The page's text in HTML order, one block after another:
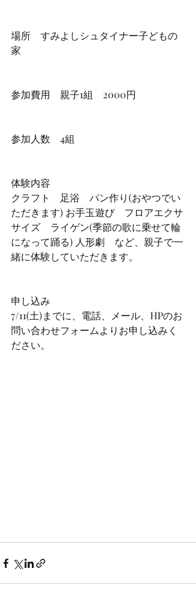
場所　すみよしシュタイナー子どもの
家
参加費用　親子1組　2000円
参加人数　4組
体験内容
クラフト　足浴　パン作り(おやつでい
ただきます) お手玉遊び　フロアエクサ
サイズ　ライゲン(季節の歌に乗せて輪
になって踊る) 人形劇　など、親子で一
緒に体験していただきます。
申し込み
7/11(土)までに、電話、メール、HPのお
問い合わせフォームよりお申し込みく
ださい。